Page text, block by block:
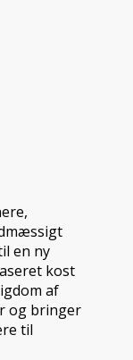
en ny
kost
af
og bringer
til